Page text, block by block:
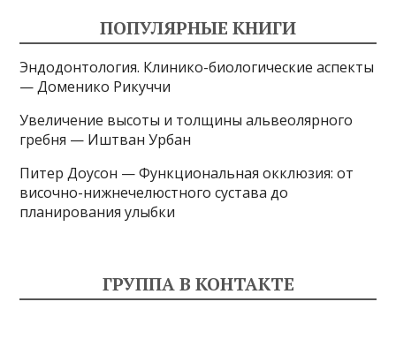
ПОПУЛЯРНЫЕ КНИГИ
Эндодонтология. Клинико-биологические аспекты
— Доменико Рикуччи
Увеличение высоты и толщины альвеолярного
гребня — Иштван Урбан
Питер Доусон — Функциональная окклюзия: от
височно-нижнечелюстного сустава до
планирования улыбки
ГРУППА В КОНТАКТЕ